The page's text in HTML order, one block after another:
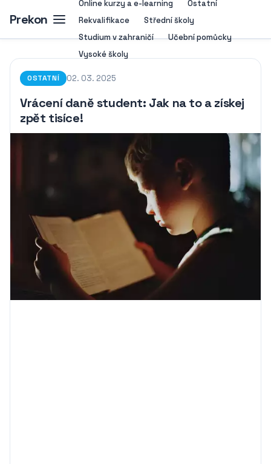
Prekon
Online kurzy a e-learning
Ostatní
Rekvalifikace
Střední školy
Studium v zahraničí
Učební pomůcky
Vysoké školy
OSTATNÍ 02. 03. 2025
Vrácení daně student: Jak na to a získej
zpět tisíce!